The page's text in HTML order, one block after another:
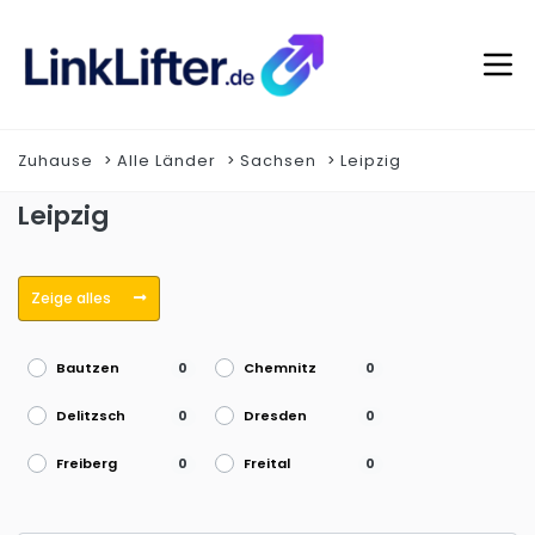
Zuhause Alle Länder Sachsen Leipzig
Leipzig
Zeige alles
Bautzen 0 Chemnitz 0
Delitzsch 0 Dresden 0
Freiberg 0 Freital 0